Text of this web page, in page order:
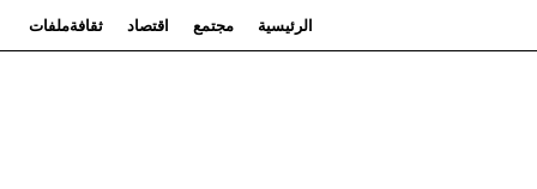
الرئيسية مجتمع اقتصاد ثقافةملفات